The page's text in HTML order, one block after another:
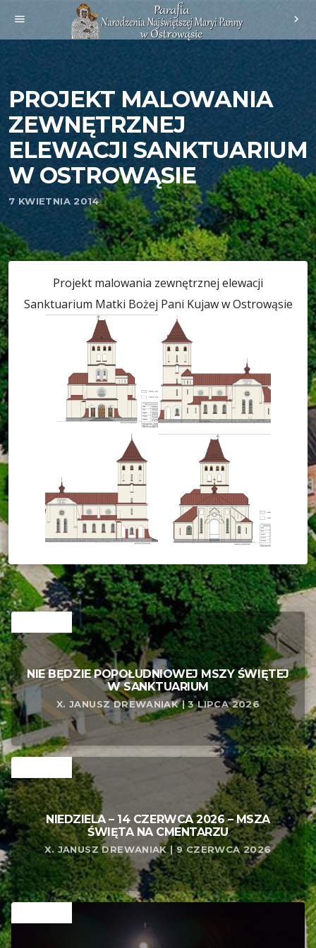
menu chevron_right
PROJEKT MALOWANIA
ZEWNĘTRZNEJ
ELEWACJI SANKTUARIUM
W OSTROWĄSIE
7 KWIETNIA 2014
Projekt malowania zewnętrznej elewacji
Sanktuarium Matki Bożej Pani Kujaw w Ostrowąsie
NIE BĘDZIE POPOŁUDNIOWEJ MSZY ŚWIĘTEJ
W SANKTUARIUM
X. JANUSZ DREWANIAK | 3 LIPCA 2026
NIEDZIELA – 14 CZERWCA 2026 – MSZA
ŚWIĘTA NA CMENTARZU
X. JANUSZ DREWANIAK | 9 CZERWCA 2026